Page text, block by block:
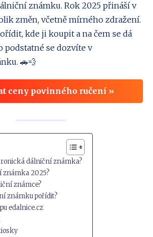
známku. Rok 2025 přináší v
změn, včetně mírného zdražení.
kde ji koupit a na čem se dá
podstatné se dozvíte v
🚗💨
ceny povinného ručení »
dálniční známka?
2025?
známce?
známku pořídit?
edalnice.cz